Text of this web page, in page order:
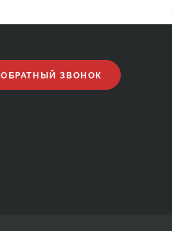
ОБРАТНЫЙ ЗВОНОК